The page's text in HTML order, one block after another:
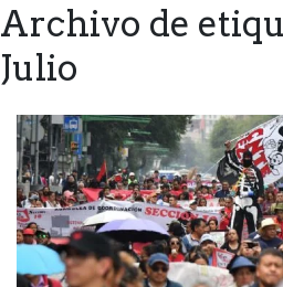
Archivo de
Julio